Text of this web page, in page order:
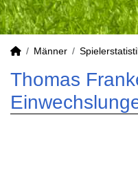
Männer
Thomas